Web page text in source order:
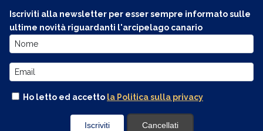
Iscriviti alla newsletter per esser sempre informato sulle
ultime novità riguardanti l'arcipelago canario
Ho letto ed accetto la Politica sulla privacy